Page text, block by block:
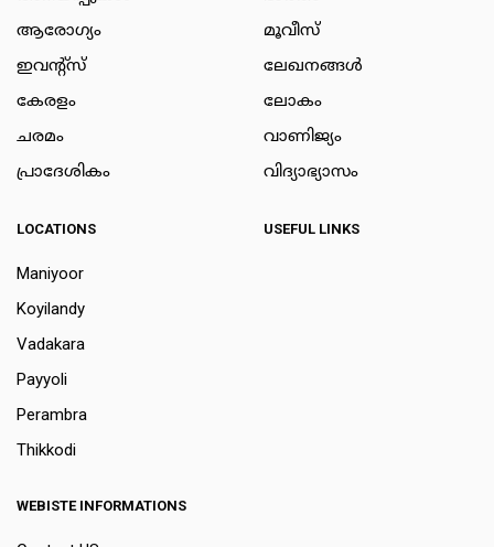
ആരോഗ്യം
ഇവന്റ്സ്
കേരളം
ചരമം
പ്രാദേശികം
മൂവീസ്
ലേഖനങ്ങള്‍
ലോകം
വാണിജ്യം
വിദ്യാഭ്യാസം
LOCATIONS
Maniyoor
Koyilandy
Vadakara
Payyoli
Perambra
Thikkodi
USEFUL LINKS
WEBISTE INFORMATIONS